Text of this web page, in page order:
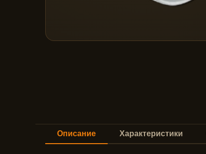
Описание Характеристики